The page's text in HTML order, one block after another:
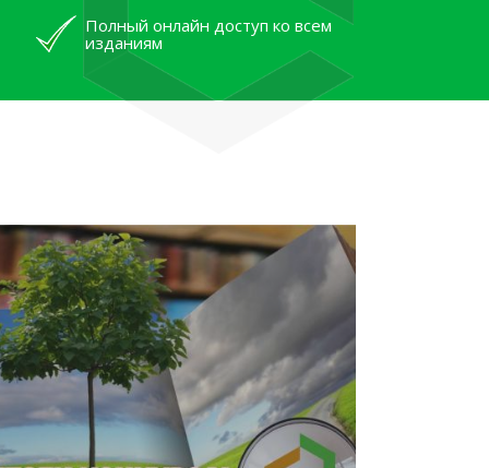
Полный онлайн доступ ко всем
изданиям
рассказали об архивных